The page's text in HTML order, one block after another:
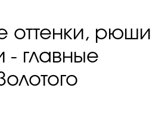
оттенки, рюши
- главные